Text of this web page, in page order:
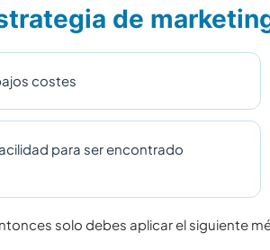
de
costes
para ser encontrado
solo debes aplicar el siguiente